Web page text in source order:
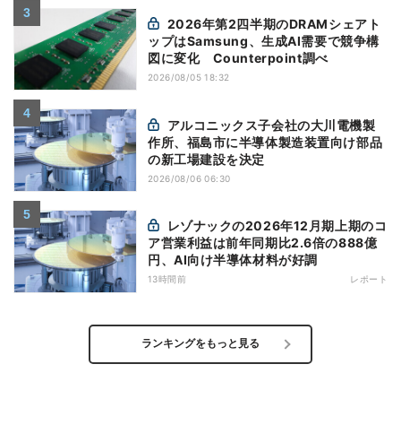
ップはSamsung、生成AI需要で競争構
図に変化 Counterpoint調べ
2026/08/05 18:32
作所、福島市に半導体製造装置向け部品
の新工場建設を決定
2026/08/06 06:30
ア営業利益は前年同期比2.6倍の888億
円、AI向け半導体材料が好調
13時間前 レポート
ランキングをもっと見る